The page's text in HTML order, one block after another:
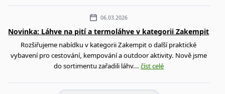
06.03.2026
Novinka: Láhve na pití a termoláhve v kategorii Zakempit
Rozšiřujeme nabídku v kategorii Zakempit o další praktické
vybavení pro cestování, kempování a outdoor aktivity. Nově jsme
do sortimentu zařadili láhv... číst celé